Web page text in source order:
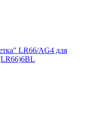
LR66/AG4 для